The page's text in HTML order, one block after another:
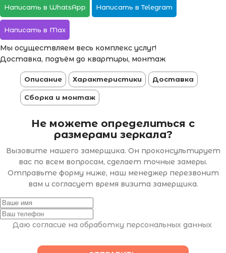
Написать в WhatsApp Написать в Telegram
Написать в Max
Мы осуществляем весь комплекс услуг!
Доставка, подъём до квартиры, монтаж
Описание Характеристики Доставка
Сборка и монтаж
Не можете определиться с
размерами зеркала?
Вызовите нашего замерщика. Он проконсультирует
вас по всем вопросам, сделает точные замеры.
Отправьте форму ниже, наш менеджер перезвонит
вам и согласует время визита замерщика.
Даю согласие на обработку персональных данных